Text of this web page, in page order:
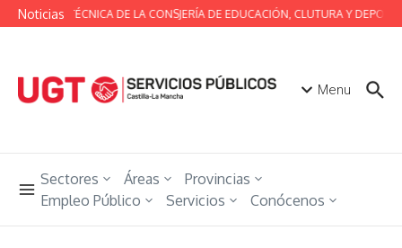
Saltar al contenido
Noticias
MESA TÉCNICA DE LA CONSJERÍA DE EDUCACIÓN, CLUTURA Y
Menu
Sectores Áreas
Provincias
Empleo Público
Servicios Conócenos